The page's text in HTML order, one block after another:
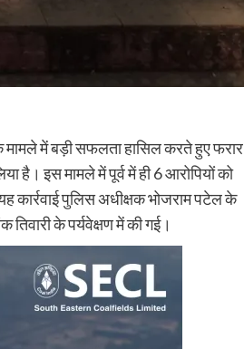
मामले में बड़ी सफलता हासिल करते हुए फरार
है। इस मामले में पूर्व में ही 6 आरोपियों को
कार्रवाई पुलिस अधीक्षक भोजराम पटेल के
के पर्यवेक्षण में की गई।